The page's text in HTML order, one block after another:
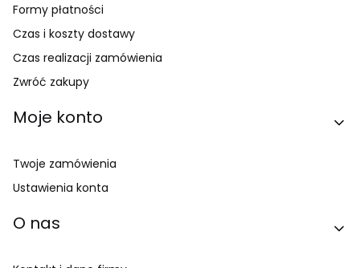
Formy płatności
Czas i koszty dostawy
Czas realizacji zamówienia
Zwróć zakupy
Moje konto
Twoje zamówienia
Ustawienia konta
O nas